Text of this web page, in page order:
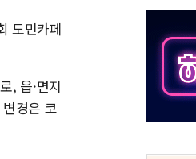
임성근 전 사단장 항소심도 징역 3년
반기 매출 첫 2000억원 돌파
풍력에 4000억 금융 지원
투어 제휴 여행적금 완판
점포 영업 재개...장바구니에 홈플러
도민카페
, 읍·면지
경은 코